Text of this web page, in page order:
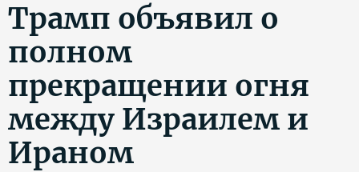
Трамп объявил о
полном
прекращении огня
между Израилем и
Ираном